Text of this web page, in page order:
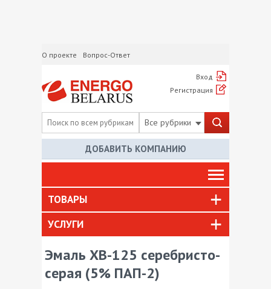
О проекте Вопрос-Ответ
Вход
Регистрация
Все рубрики
ДОБАВИТЬ КОМПАНИЮ
ТОВАРЫ
УСЛУГИ
Эмаль ХВ-125 серебристо-
серая (5% ПАП-2)